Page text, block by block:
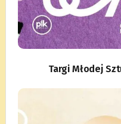
Targi Młodej